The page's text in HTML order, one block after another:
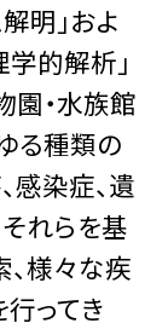
明」およ
的解析」
園・水族館
る種類の
感染症、遺
れらを基
様々な疾
ってき